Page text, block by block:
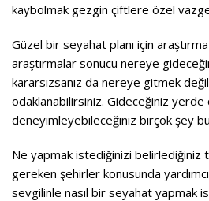
kaybolmak gezgin çiftlere özel
Güzel bir seyahat planı için
araştırmalar sonucu nereye
kararsızsanız da nereye gitmek
odaklanabilirsiniz. Gideceğiniz yerde
deneyimleyebileceğiniz birçok şey
Ne yapmak istediğinizi
gereken şehirler konusunda
sevgilinle nasıl bir seyahat yapmak